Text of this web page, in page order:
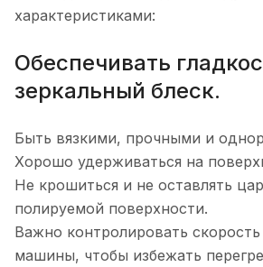
характеристиками:
Обеспечивать
зеркальный блеск.
Быть вязкими, прочными и
Хорошо удерживаться на
Не крошиться и не оставлять
полируемой поверхности.
Важно контролировать
машины, чтобы избежать